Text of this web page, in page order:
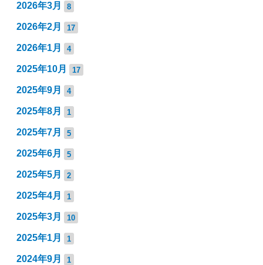
2026年3月 8
2026年2月 17
2026年1月 4
2025年10月 17
2025年9月 4
2025年8月 1
2025年7月 5
2025年6月 5
2025年5月 2
2025年4月 1
2025年3月 10
2025年1月 1
2024年9月 1